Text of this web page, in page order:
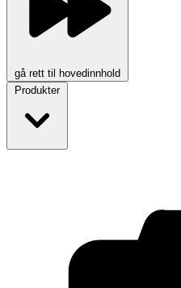
gå rett til hovedinnhold
Produkter